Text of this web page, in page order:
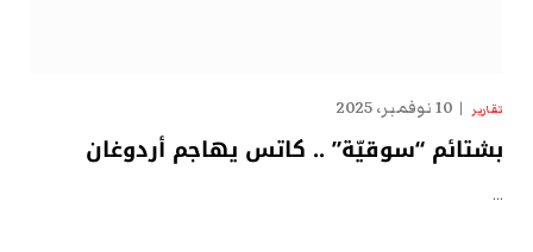
تقارير 10 نوفمبر، 2025
بشتائم “سوقيّة” .. كاتس يهاجم أردوغان
…